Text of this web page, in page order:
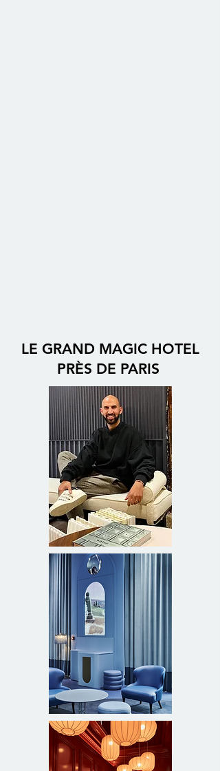
LE GRAND MAGIC HOTEL
PRÈS DE PARIS